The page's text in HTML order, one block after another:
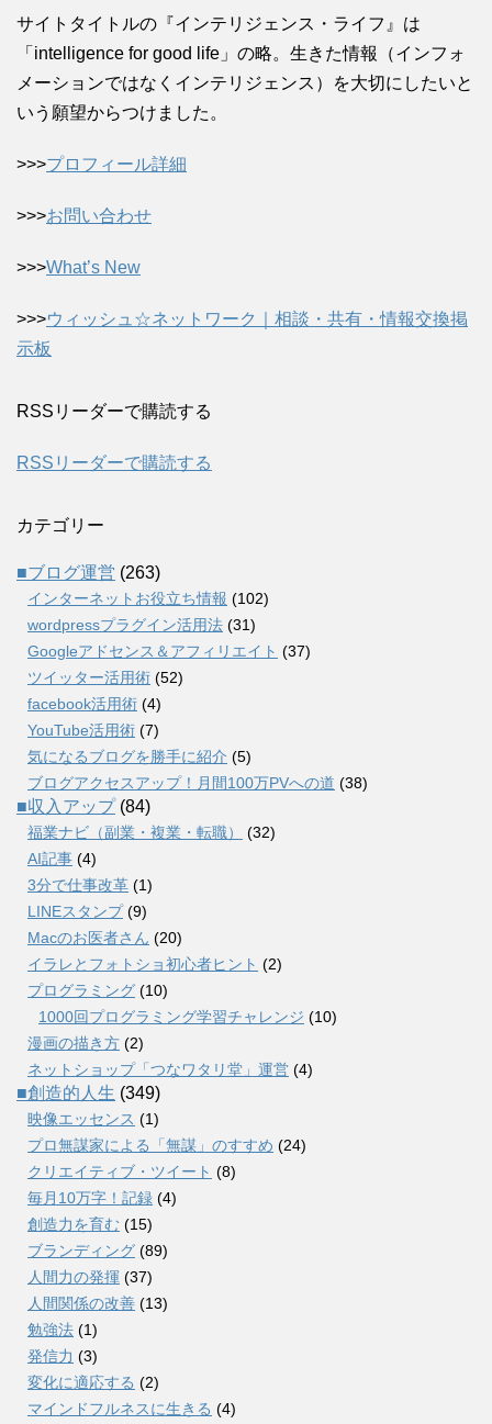
サイトタイトルの『インテリジェンス・ライフ』は
「intelligence for good life」の略。生きた情報（インフォ
メーションではなくインテリジェンス）を大切にしたいと
いう願望からつけました。
>>>プロフィール詳細
>>>お問い合わせ
>>>What’s New
>>>ウィッシュ☆ネットワーク｜相談・共有・情報交換掲
示板
RSSリーダーで購読する
RSSリーダーで購読する
カテゴリー
■ブログ運営 (263)
インターネットお役立ち情報 (102)
wordpressプラグイン活用法 (31)
Googleアドセンス＆アフィリエイト (37)
ツイッター活用術 (52)
facebook活用術 (4)
YouTube活用術 (7)
気になるブログを勝手に紹介 (5)
ブログアクセスアップ！月間100万PVへの道 (38)
■収入アップ(84)
福業ナビ（副業・複業・転職）
(32)
AI記事 (4)
3分で仕事改革 (1)
LINEスタンプ(9)
Macのお医者さん (20)
イラレとフォトショ初心者ヒント (2)
プログラミング (10)
1000回プログラミング学習チャレンジ (10)
漫画の描き方 (2)
ネットショップ「つなワタリ堂」運営 (4)
■創造的人生 (349)
映像エッセンス (1)
プロ無謀家による「無謀」のすすめ (24)
クリエイティブ・ツイート (8)
毎月10万字！記録 (4)
創造力を育む (15)
ブランディング (89)
人間力の発揮 (37)
人間関係の改善 (13)
勉強法 (1)
発信力 (3)
変化に適応する (2)
マインドフルネスに生きる (4)